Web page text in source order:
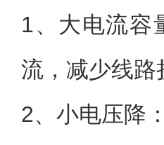
1、大电流容
流，减少线路
2、小电压降